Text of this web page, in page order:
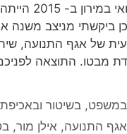
שמעון בר יוחאי
כן ביקשתי מניצב משנה
של אגף התנועה,
מבטו. התוצאה
בשיטור
אגף התנועה, אילן מור,